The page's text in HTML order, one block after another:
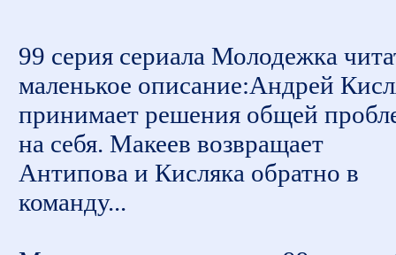
99 серия сериала Молодежка
маленькое описание:Андрей
принимает решения общей
на себя. Макеев возвращает
Антипова и Кисляка обратно в
команду...